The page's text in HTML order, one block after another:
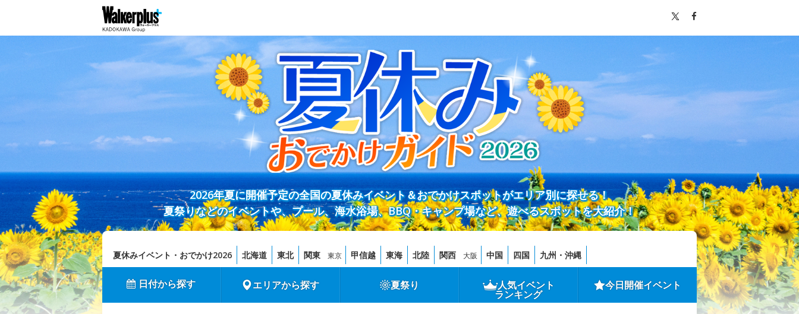
2026年夏に開催予定の全国の夏休みイベント＆おでかけスポットがエリア別に探せる！
夏祭りなどのイベントや、プール、海水浴場、BBQ・キャンプ場など、遊べるスポットを大紹介！
夏休みイベント・おでかけ2026 北海道 東北 関東 東京 甲信越 東海 北陸 関西 大阪 中国 四国 九州・沖縄
日付から探す エリアから探す 夏祭り 人気イベント
ランキング
今日開催イベント